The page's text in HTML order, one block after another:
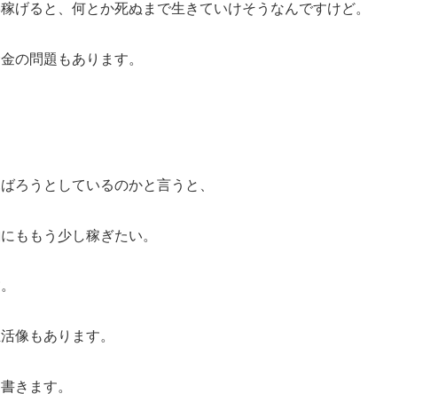
げると、何とか死ぬまで生きていけそうなんですけど。
の問題もあります。
ろうとしているのかと言うと、
ももう少し稼ぎたい。
像もあります。
きます。